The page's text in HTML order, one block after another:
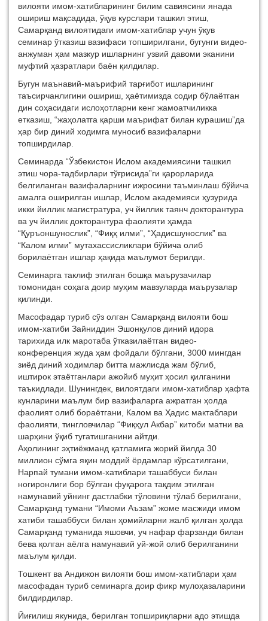
вилояти имом-хатибларининг билим савиясини янада
ошириш мақсадида, ўқув курслари ташкил этиш,
Самарқанд вилоятидаги имом-хатиблар учун ўқув
семинар ўтказиш вазифаси топширилгани, бугунги видео-
анжуман ҳам мазкур ишларнинг узвий давоми эканини
муфтий ҳазратлари баён қилдилар.
Бугун маънавий-маърифий тарғибот ишларининг
таъсирчанлигини ошириш, ҳаётимизда содир бўлаётган
дин соҳасидаги ислоҳотларни кенг жамоатчиликка
етказиш, “жаҳолатга қарши маърифат билан курашиш”да
ҳар бир диний ходимга муносиб вазифаларни
топширдилар.
Семинарда “Ўзбекистон Ислом академиясини ташкил
этиш чора-тадбирлари тўғрисида”ги қарорларида
белгиланган вазифаларнинг ижросини таъминлаш бўйича
амалга оширилган ишлар, Ислом академияси ҳузурида
икки йиллик магистратура, уч йиллик таянч докторантура
ва уч йиллик докторантура фаолияти ҳамда
“Қуръоншунослик”, “Фиқҳ илми”, “Ҳадисшунослик” ва
“Калом илми” мутахассисликлари бўйича олиб
борилаётган ишлар ҳақида маълумот берилди.
Семинарга таклиф этилган бошқа маърузачилар
томонидан соҳага доир муҳим мавзуларда маърузалар
қилинди.
Масофадар туриб сўз олган Самарқанд вилояти бош
имом-хатиби Зайниддин Эшонқулов диний идора
тарихида илк маротаба ўтказилаётган видео-
конференция жуда ҳам фойдали бўлгани, 3000 мингдан
зиёд диний ходимлар битта мажлисда жам бўлиб,
иштирок этаётганлари ажойиб муҳит ҳосил қилганини
таъкидлади. Шунингдек, вилоятдаги имом-хатиблар ҳафта
кунларини маълум бир вазифаларга ажратган ҳолда
фаолият олиб бораётгани, Калом ва Ҳадис мактаблари
фаолияти, тингловчилар “Фиқҳул Акбар” китоби матни ва
шарҳини ўқиб тугатишганини айтди.
Аҳолининг эҳтиёжманд қатламига жорий йилда 30
миллион сўмга яқин моддий ёрдамлар кўрсатилгани,
Нарпай тумани имом-хатиблари ташаббуси билан
ногиронлиги бор бўлган фуқарога тақдим этилган
намунавий уйнинг дастлабки тўловини тўлаб берилгани,
Самарқанд тумани “Имоми Аъзам” жоме масжиди имом
хатиби ташаббуси билан ҳомийларни жалб қилган ҳолда
Самарқанд туманида яшовчи, уч нафар фарзанди билан
бева қолган аёлга намунавий уй-жой олиб берилганини
маълум қилди.
Тошкент ва Андижон вилояти бош имом-хатиблари ҳам
масофадан туриб семинарга доир фикр мулоҳазаларини
билдирдилар.
Йиғилиш якунида, берилган топшириқларни адо этишда